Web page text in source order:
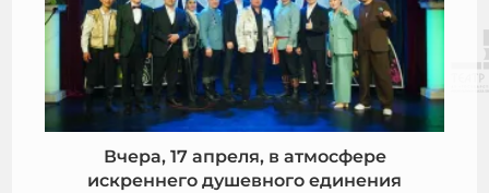
Вчера, 17 апреля, в атмосфере
искреннего душевного единения